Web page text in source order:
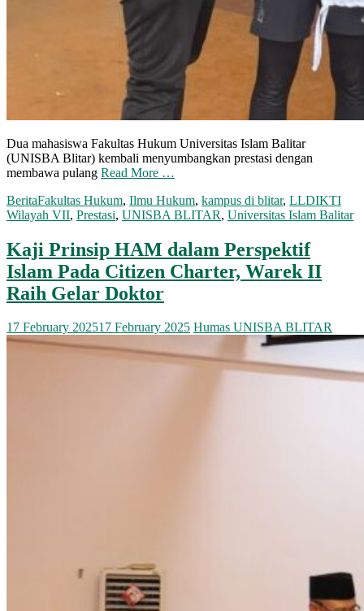
Dua mahasiswa Fakultas Hukum Universitas Islam Balitar
(UNISBA Blitar) kembali menyumbangkan prestasi dengan
membawa pulang Read More …
BeritaFakultas Hukum, Ilmu Hukum, kampus di blitar, LLDIKTI
Wilayah VII, Prestasi, UNISBA BLITAR, Universitas Islam Balitar
Kaji Prinsip HAM dalam Perspektif
Islam Pada Citizen Charter, Warek II
Raih Gelar Doktor
17 February 202517 February 2025 Humas UNISBA BLITAR